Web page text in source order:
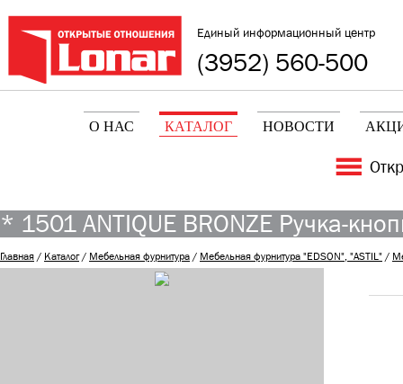
Единый информационный центр
(3952) 560-500
О НАС КАТАЛОГ НОВОСТИ
* 1501 ANTIQUE BRONZE Ручка-
Главная/ Каталог/ Мебельная фурнитура/ Мебельная фурнитура "EDSON", "ASTIL"/